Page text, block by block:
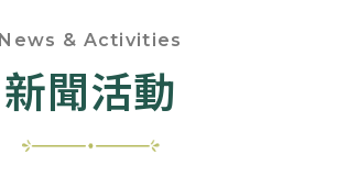
News & Activities
新聞活動